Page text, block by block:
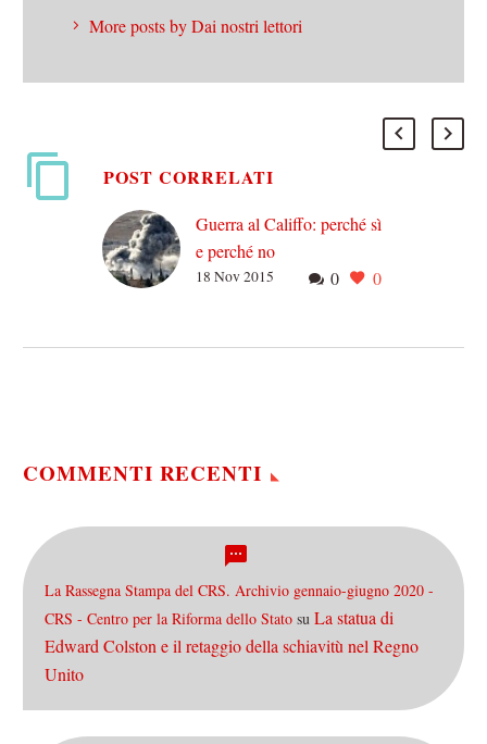
More posts by Dai nostri lettori
POST CORRELATI
Guerra al Califfo: perché sì
e perché no
20 ottobre 2014 – 0 0
18 Nov 2015
COMMENTI RECENTI
La Rassegna Stampa del CRS. Archivio gennaio-giugno 2020 -
CRS - Centro per la Riforma dello Stato su La statua di
Edward Colston e il retaggio della schiavitù nel Regno
Unito